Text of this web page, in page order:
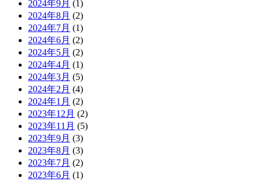
2024年9月 (1)
2024年8月 (2)
2024年7月 (1)
2024年6月 (2)
2024年5月 (2)
2024年4月 (1)
2024年3月 (5)
2024年2月 (4)
2024年1月 (2)
2023年12月 (2)
2023年11月 (5)
2023年9月 (3)
2023年8月 (3)
2023年7月 (2)
2023年6月 (1)